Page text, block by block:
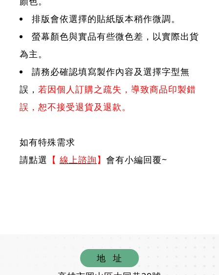
排版會依選擇的貼紙版本稍作微調。
螢幕顏色與實品有些微色差，以實際出貨
為主。
請務必確認填寫製作內容及選擇字型無
誤， 若因個人訂購之疏失，導致商品印製錯
誤，恕不接受退貨及退款。
如有特殊需求
請點選 【 線上諮詢】 會有小編回覆~
地
址